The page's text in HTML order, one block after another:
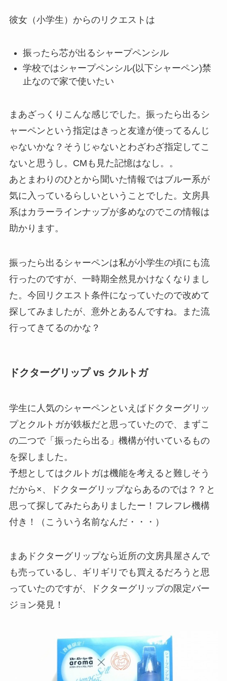
彼女（小学生）からのリクエストは
振ったら芯が出るシャープペンシル
学校ではシャープペンシル(以下シャーペン)禁
止なので家で使いたい
まあざっくりこんな感じでした。振ったら出るシ
ャーペンという指定はきっと友達が使ってるんじ
ゃないかな？そうじゃないとわざわざ指定してこ
ないと思うし。CMも見た記憶はなし。。
あとまわりのひとから聞いた情報ではブルー系が
気に入っているらしいということでした。文房具
系はカラーラインナップが多めなのでこの情報は
助かります。
振ったら出るシャーペンは私が小学生の頃にも流
行ったのですが、一時期全然見かけなくなりまし
た。今回リクエスト条件になっていたので改めて
探してみましたが、意外とあるんですね。また流
行ってきてるのかな？
ドクターグリップ vs クルトガ
学生に人気のシャーペンといえばドクターグリッ
プとクルトガが鉄板だと思っていたので、まずこ
の二つで「振ったら出る」機構が付いているもの
を探しました。
予想としてはクルトガは機能を考えると難しそう
だから×、ドクターグリップならあるのでは？？と
思って探してみたらありましたー！フレフレ機構
付き！（こういう名前なんだ・・・）
まあドクターグリップなら近所の文房具屋さんで
も売っているし、ギリギリでも買えるだろうと思
っていたのですが、ドクターグリップの限定バー
ジョン発見！